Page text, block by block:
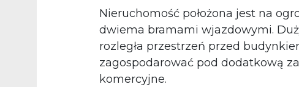
Nieruchomość położona jest na
dwiema bramami wjazdowymi.
rozległa przestrzeń przed
zagospodarować pod dodatkową
komercyjne.